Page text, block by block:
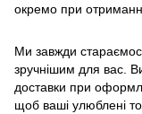
окремо при
Ми завжди
зручнішим для вас.
доставки при
щоб ваші улюблені